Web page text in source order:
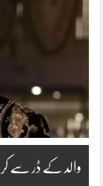
والد کے ڈر سے